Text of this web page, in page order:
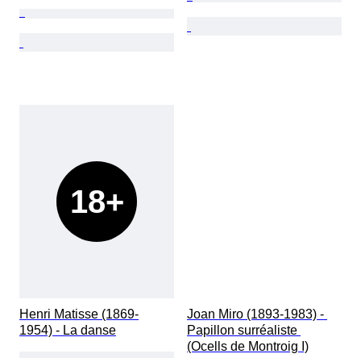
18+
Henri Matisse (1869-
1954) - La danse
Joan Miro (1893-1983) -
Papillon surréaliste
(Ocells de Montroig I)